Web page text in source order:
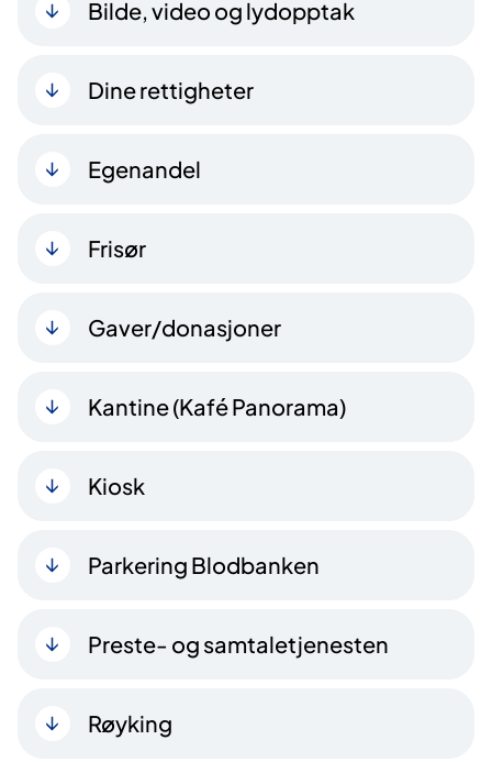
Bilde, video og lydopptak
Dine rettigheter
Egenandel
Frisør
Gaver/donasjoner
Kantine (Kafé Panorama)
Kiosk
Parkering Blodbanken
Preste- og samtaletjenesten
Røyking